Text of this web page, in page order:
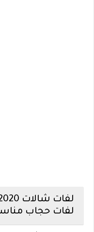
لفات حجاب